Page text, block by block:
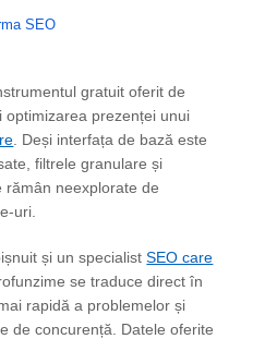
SEO
gratuit oferit de
prezenței unui
. Deși interfața de bază este
filtrele granulare și
rămân neexplorate de
uri.
și un specialistSEO care
se traduce direct în
rapidă a problemelor și
de concurență. Datele oferite